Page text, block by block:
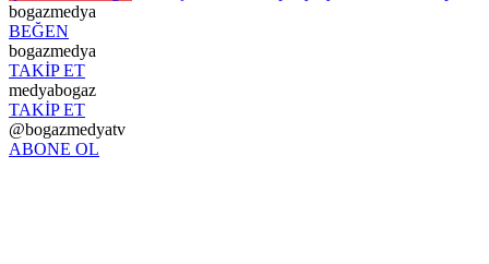
bogazmedya
BEĞEN
bogazmedya
TAKİP ET
medyabogaz
TAKİP ET
@bogazmedyatv
ABONE OL